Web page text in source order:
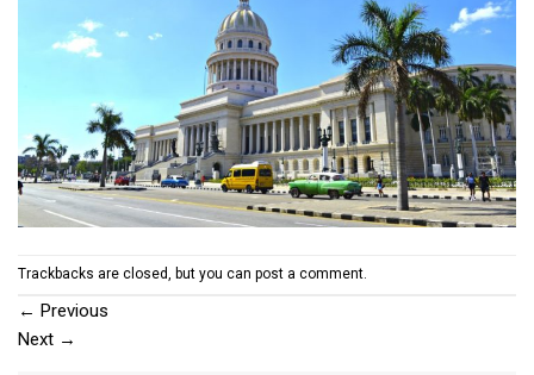
Trackbacks are closed, but you can post a comment
← Previous
Next →